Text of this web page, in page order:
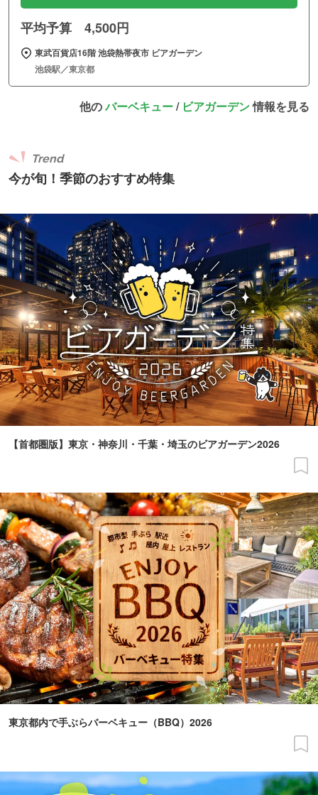
平均予算 4,500円
東武百貨店16階 池袋熱帯夜市 ビアガーデン
池袋駅／東京都
他のバーベキュー/ ビアガーデン情報を見る
今が旬！季節のおすすめ特集
Trend
【首都圏版】東京・神奈川・千葉・埼玉のビアガーデン2026
東京都内で手ぶらバーベキュー（BBQ）2026